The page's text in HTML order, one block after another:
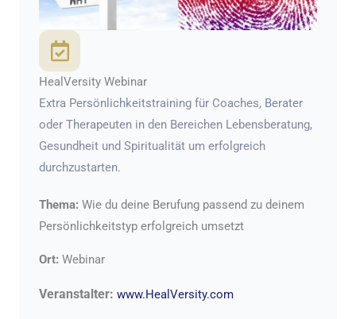
HealVersity Webinar
Extra Persönlichkeitstraining für Coaches, Berater
oder Therapeuten in den Bereichen Lebensberatung,
Gesundheit und Spiritualität um erfolgreich
durchzustarten.
Thema: Wie du deine Berufung passend zu deinem
Persönlichkeitstyp erfolgreich umsetzt
Ort: Webinar
Veranstalter: www.HealVersity.com